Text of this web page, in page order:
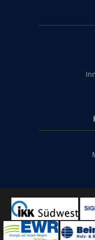
© 2014-2022 Classymade